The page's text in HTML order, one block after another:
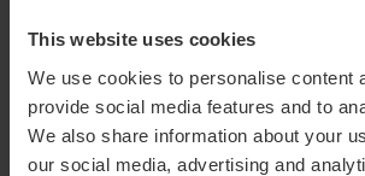
This website uses cookies
We use cookies to personalise content
provide social media features and to
We also share information about your
our social media, advertising and
Metro
L3,L5,L7,L9
Bus
6,8,10,11,19,31,32,40,70,71,81